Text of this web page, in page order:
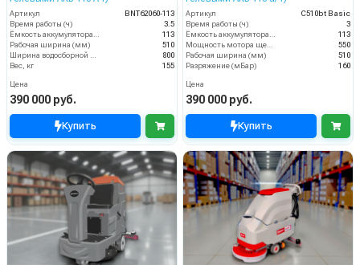
Артикул
BNT62060-113
Время работы (ч)
3.5
113
Рабочая ширина (мм)
510
800
Вес, кг
155
Цена
390 000 руб.
Купить
Артикул
C510bt Basic
Время работы (ч)
3
113
550
Рабочая ширина (мм)
510
Разряжение (мБар)
160
Цена
390 000 руб.
Купить